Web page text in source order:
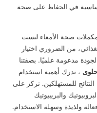
أساسية في الحفاظ على صحة
صحة الأمعاء ليست
من الضروري اختيار
مدعومة علميًا. بصفتنا
، ندرك أهمية استخدام
للمستهلكين. نركز على
والبريبيوتيك
ولذيذة وسهلة الاستخدام.